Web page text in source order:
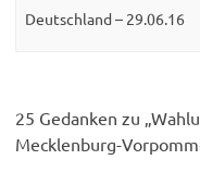
Deutschland – 29.06.16
25 Gedanken zu „
Mecklenburg-